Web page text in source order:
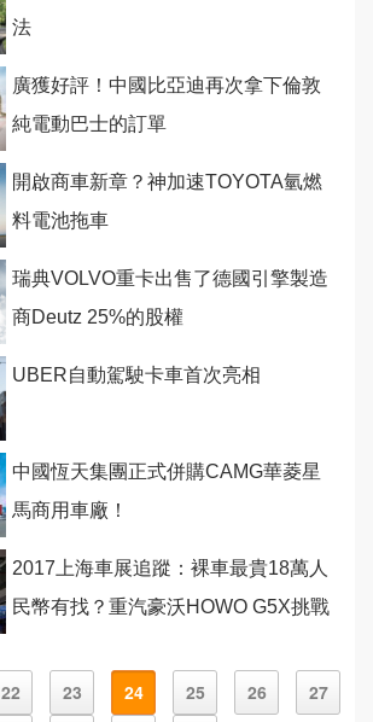
法
廣獲好評！中國比亞迪再次拿下倫敦
純電動巴士的訂單
開啟商車新章？神加速TOYOTA氫燃
料電池拖車
瑞典VOLVO重卡出售了德國引擎製造
商Deutz 25%的股權
UBER自動駕駛卡車首次亮相
中國恆天集團正式併購CAMG華菱星
馬商用車廠！
2017上海車展追蹤：裸車最貴18萬人
民幣有找？重汽豪沃HOWO G5X挑戰
22 23 24 25 26
27